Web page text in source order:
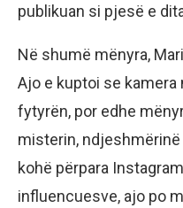
publikuan si pjesë e
Në shumë mënyra,
Ajo e kuptoi se
fytyrën, por edhe
misterin,
kohë përpara
influencuesve, ajo po